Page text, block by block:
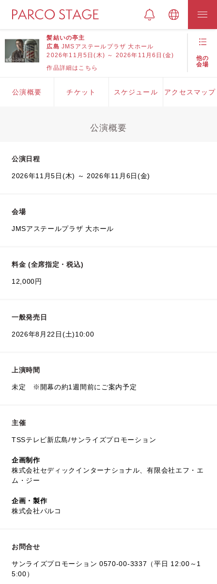
髪結いの亭主
広島 JMSアステールプラザ 大ホール
2026年11月5日(木) ～ 2026年11月6日(金)
作品詳細はこちら
他の
会場
公演概要 チケット スケジュール アクセスマップ
公演概要
公演日程
2026年11月5日(木) ～ 2026年11月6日(金)
会場
JMSアステールプラザ 大ホール
料金 (全席指定・税込)
12,000円
一般発売日
2026年8月22日(土)10:00
上演時間
未定 ※開幕の約1週間前にご案内予定
主催
TSSテレビ新広島/サンライズプロモーション
企画制作
株式会社セディックインターナショナル、有限会社エフ・エ
ム・ジー
企画・製作
株式会社パルコ
お問合せ
サンライズプロモーション 0570-00-3337（平日 12:00～1
5:00）